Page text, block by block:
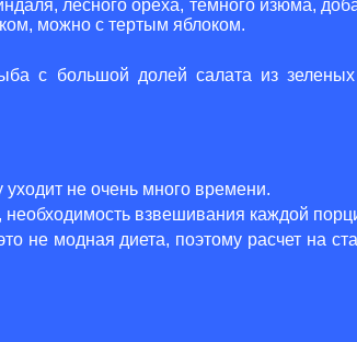
лесного ореха, темного изюма,
можно с тертым яблоком.
с большой долей салата из
уходит не очень много времени.
взвешивания каждой
не модная диета, поэтому расчет на